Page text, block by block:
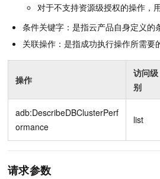
对于不支持资源级授权的操作，
条件关键字：是指云产品自身定义的
关联操作：是指成功执行操作所需要
操作
访问级
别
adb:DescribeDBClusterPerf
ormance
list
请求参数
在企业官网、通讯软件中为客户提供 AI 客服